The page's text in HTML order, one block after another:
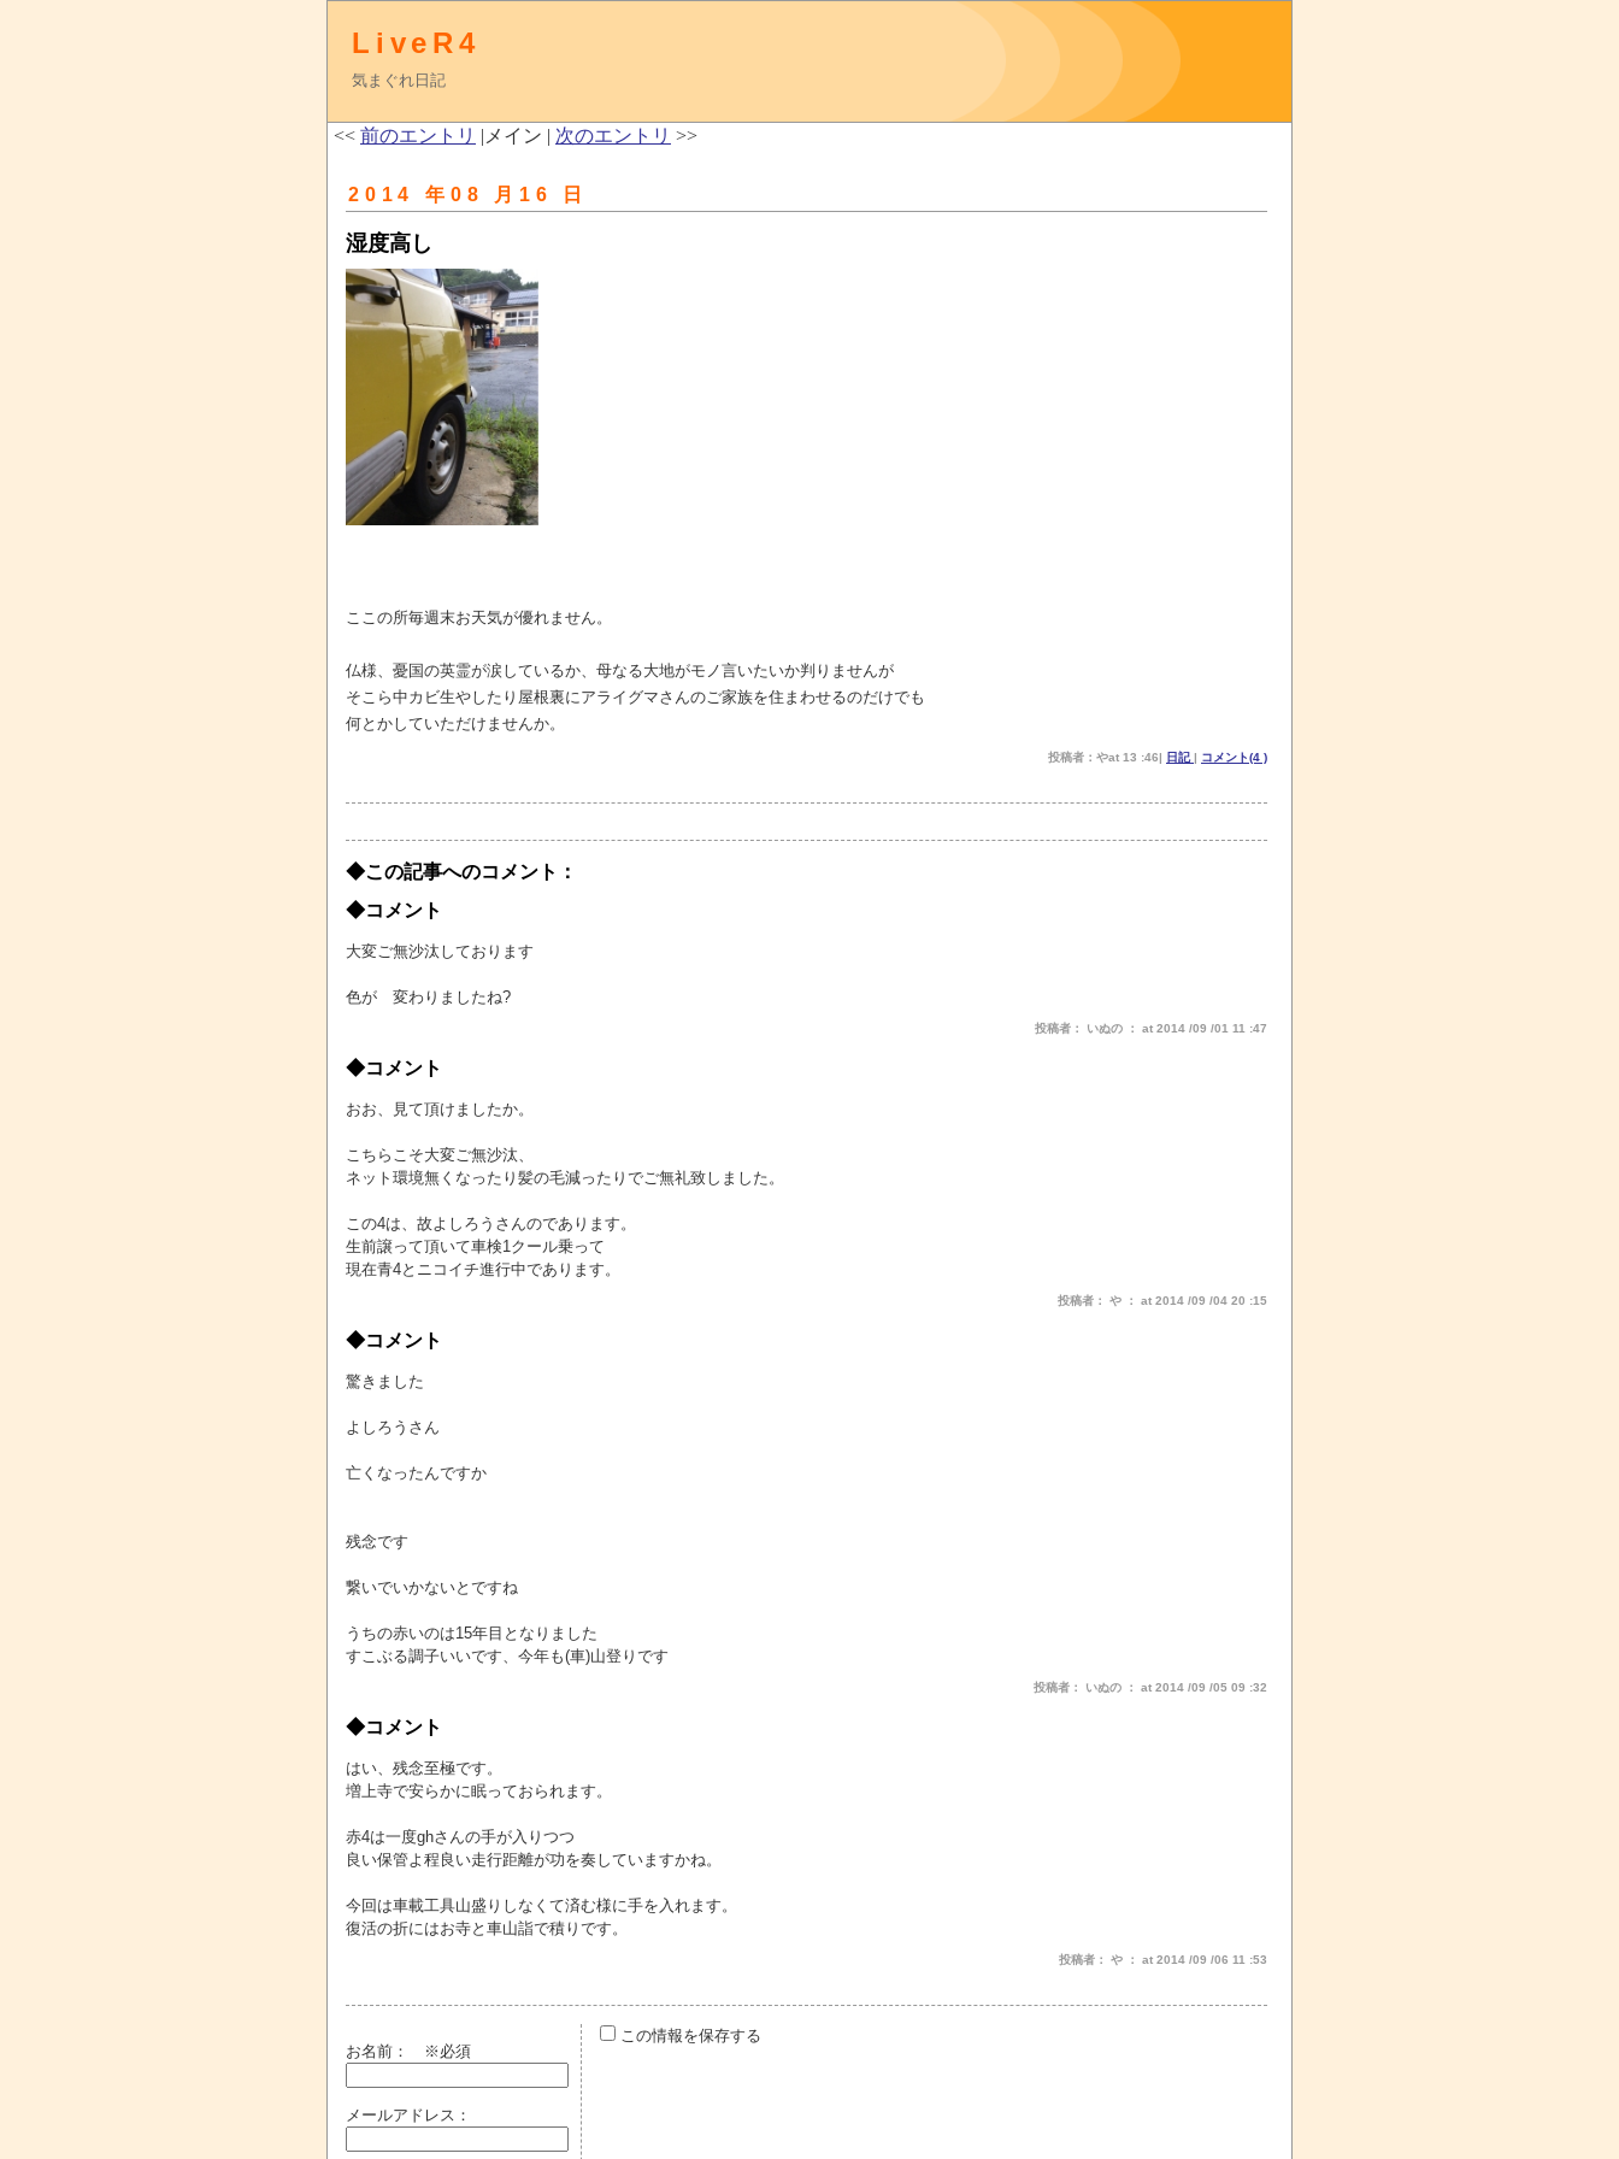
LiveR4
気まぐれ日記
<< 前のエントリ |メイン | 次のエントリ >>
2014 年08 月16 日
湿度高し
ここの所毎週末お天気が優れません。
仏様、憂国の英霊が涙しているか、母なる大地がモノ言いたいか判りませんが
そこら中カビ生やしたり屋根裏にアライグマさんのご家族を住まわせるのだけでも
何とかしていただけませんか。
投稿者：やat 13 :46| 日記| コメント(4 )
◆この記事へのコメント：
◆コメント
大変ご無沙汰しております
色が 変わりましたね?
投稿者： いぬの ： at 2014 /09 /01 11 :47
◆コメント
おお、見て頂けましたか。
こちらこそ大変ご無沙汰、
ネット環境無くなったり髪の毛減ったりでご無礼致しました。
この4は、故よしろうさんのであります。
生前譲って頂いて車検1クール乗って
現在青4とニコイチ進行中であります。
投稿者： や ： at 2014 /09 /04 20 :15
◆コメント
驚きました
よしろうさん
亡くなったんですか
残念です
繋いでいかないとですね
うちの赤いのは15年目となりました
すこぶる調子いいです、今年も(車)山登りです
投稿者： いぬの ： at 2014 /09 /05 09 :32
◆コメント
はい、残念至極です。
増上寺で安らかに眠っておられます。
赤4は一度ghさんの手が入りつつ
良い保管よ程良い走行距離が功を奏していますかね。
今回は車載工具山盛りしなくて済む様に手を入れます。
復活の折にはお寺と車山詣で積りです。
投稿者： や ： at 2014 /09 /06 11 :53
お名前： ※必須
メールアドレス：
この情報を保存する